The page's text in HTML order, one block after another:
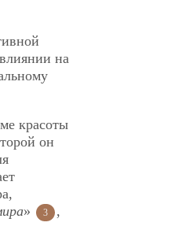
на
красоты
он
» 3
,